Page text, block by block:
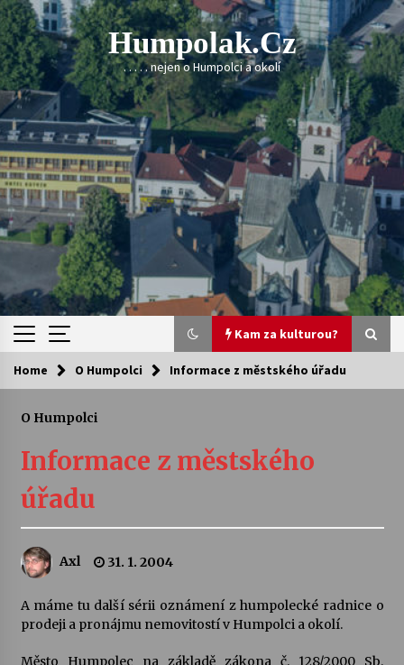
Skip
to
content
Humpolak.cz
. . . . . nejen o Humpolci a okolí
Kam za kulturou?
Kam za kulturou?
Sukuba Ensemble
4. 8. 2026
kapkou
Veselí muzikanti
30. 7. 2026
Home O Humpolci Informace z městského úřadu
O Humpolci
Informace z městského
úřadu
Axl 31. 1. 2004
A máme tu další sérii oznámení z humpolecké radnice o
prodeji a pronájmu nemovitostí v Humpolci a okolí.
Město Humpolec na základě zákona č. 128/2000 Sb.